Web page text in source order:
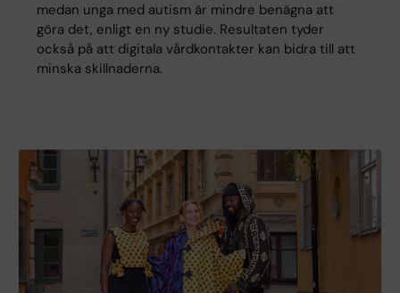
medan unga med autism är mindre benägna att
göra det, enligt en ny studie. Resultaten tyder
också på att digitala vårdkontakter kan bidra till att
minska skillnaderna.